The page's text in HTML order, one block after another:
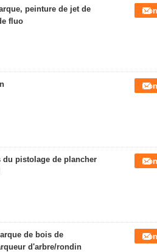
peinture de jet de
fluo
du pistolage de plancher
de bois de
d'arbre/rondin